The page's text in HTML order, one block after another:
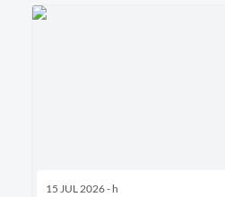
15 JUL 2026 - h